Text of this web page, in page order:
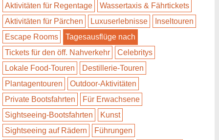
Aktivitäten für Regentage
Wassertaxis & Fährtickets
Aktivitäten für Pärchen
Luxuserlebnisse
Inseltouren
Escape Rooms
Tagesausflüge nach
Tickets für den öff. Nahverkehr
Celebritys
Lokale Food-Touren
Destillerie-Touren
Plantagentouren
Outdoor-Aktivitäten
Private Bootsfahrten
Für Erwachsene
Sightseeing-Bootsfahrten
Kunst
Sightseeing auf Rädern
Führungen